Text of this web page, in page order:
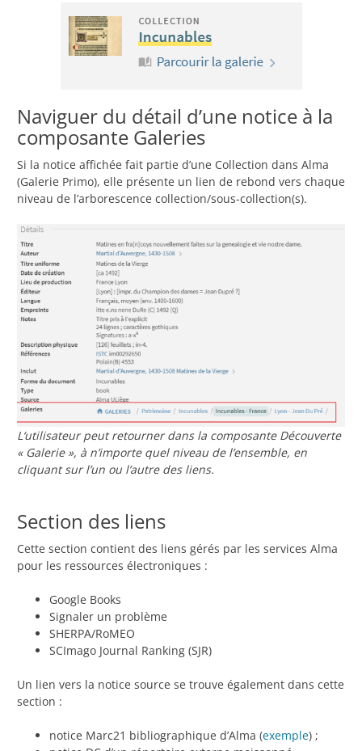
Naviguer du détail d’une notice à la
composante Galeries
Si la notice affichée fait partie d’une Collection dans Alma
(Galerie Primo), elle présente un lien de rebond vers chaque
niveau de l’arborescence collection/sous-collection(s).
L‘utilisateur peut retourner dans la composante Découverte
« Galerie », à n’importe quel niveau de l’ensemble, en
cliquant sur l’un ou l’autre des liens.
Section des liens
Cette section contient des liens gérés par les services Alma
pour les ressources électroniques :
Google Books
Signaler un problème
SHERPA/RoMEO
SCImago Journal Ranking (SJR)
Un lien vers la notice source se trouve également dans cette
section :
notice Marc21 bibliographique d’Alma (exemple) ;